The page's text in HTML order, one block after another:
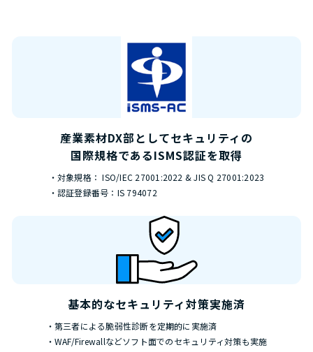
産業素材DX部としてセキュリティの
国際規格であるISMS認証を取得
・対象規格： ISO/IEC 27001:2022 & JIS Q 27001:2023
・認証登録番号：IS 794072
基本的なセキュリティ対策実施済
・第三者による脆弱性診断を定期的に実施済
・WAF/Firewallなどソフト面でのセキュリティ対策も実施